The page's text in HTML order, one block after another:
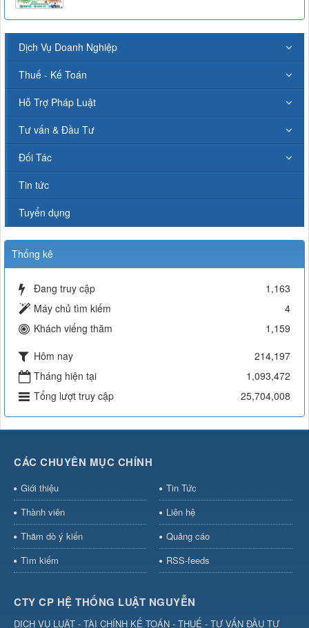
Dịch Vụ Doanh Nghiệp
Thuế - Kế Toán
Hỗ Trợ Pháp Luật
Tư vấn & Đầu Tư
Đối Tác
Tin tức
Tuyển dụng
Thống kê
Đang truy cập
1,163
Máy chủ tìm kiếm
4
Khách viếng thăm
1,159
Hôm nay
214,197
Tháng hiện tại
1,093,472
Tổng lượt truy cập
25,704,008
CÁC CHUYÊN MỤC CHÍNH
Giới thiệu
Tin Tức
Thành viên
Liên hệ
Thăm dò ý kiến
Quảng cáo
Tìm kiếm
RSS-feeds
CTY CP HỆ THỐNG LUẬT NGUYỄN
DỊCH VỤ LUẬT - TÀI CHÍNH KẾ TOÁN - THUẾ - TƯ VẤN ĐẦU TƯ